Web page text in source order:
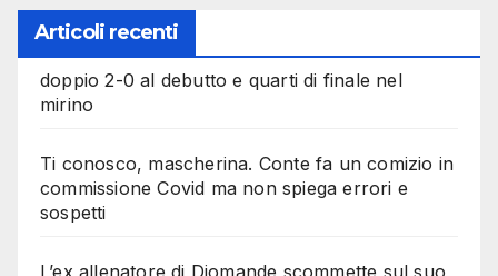
Articoli recenti
doppio 2-0 al debutto e quarti di finale nel
mirino
Ti conosco, mascherina. Conte fa un comizio in
commissione Covid ma non spiega errori e
sospetti
L’ex allenatore di Diomande scommette sul suo